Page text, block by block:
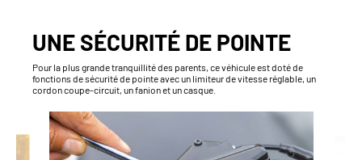
UNE SÉCURITÉ DE POINTE
Pour la plus grande tranquillité des parents, ce véhicule est doté de
fonctions de sécurité de pointe avec un limiteur de vitesse réglable, un
cordon coupe-circuit, un fanion et un casque.